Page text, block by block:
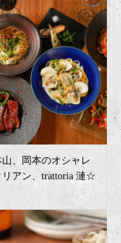
、岡本のオシャレ
リアン、trattoria 漣☆